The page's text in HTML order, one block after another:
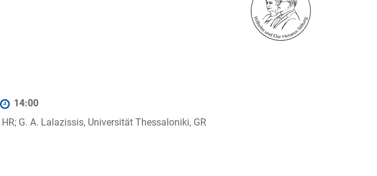
14:00
G. A. Lalazissis, Universität Thessaloniki, GR